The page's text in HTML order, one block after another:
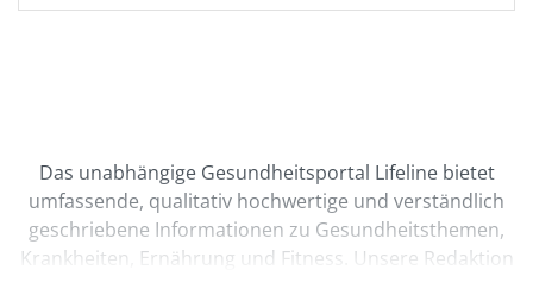
Das unabhängige Gesundheitsportal Lifeline bietet
umfassende, qualitativ hochwertige und verständlich
geschriebene Informationen zu Gesundheitsthemen,
Krankheiten, Ernährung und Fitness. Unsere Redaktion